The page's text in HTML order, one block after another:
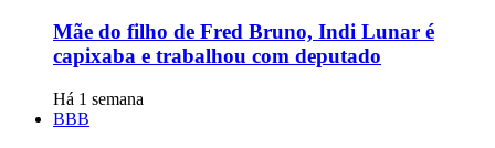
Mãe do filho de Fred Bruno, Indi Lunar é
capixaba e trabalhou com deputado
Há 1 semana
BBB